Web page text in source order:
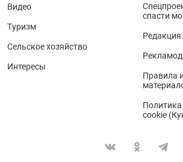
Видео
Туризм
Сельское хозяйство
Интересы
спасти
Редакция
Правила
cookie